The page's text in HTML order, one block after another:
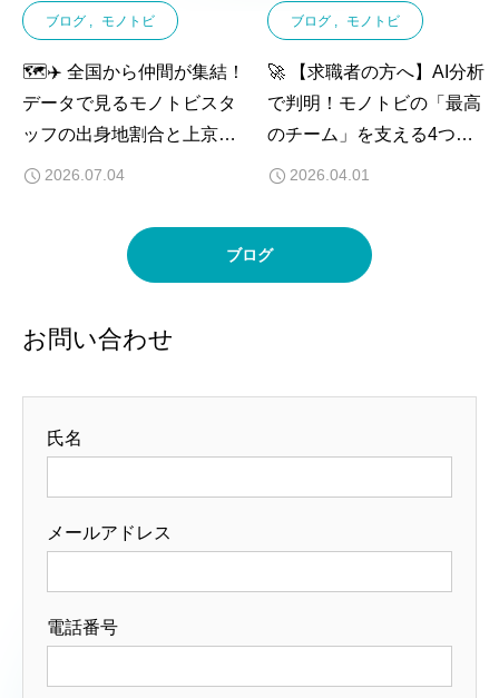
ブログ モノトビ
🗺️✈️ 全国から仲間が集結！
データで見るモノトビスタ
ッフの出身地割合と上京を
支える安心の環境 🏢🤝
2026.07.04
ブログ モノトビ
🚀 【求職者の方へ】AI分析
で判明！モノトビの「最高
のチーム」を支える4つの
指標 🧠✨
2026.04.01
ブログ
お問い合わせ
氏名
メールアドレス
電話番号